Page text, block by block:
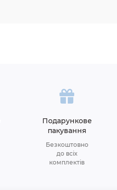
Подарункове
пакування
Безкоштовно
до всіх
комплектів